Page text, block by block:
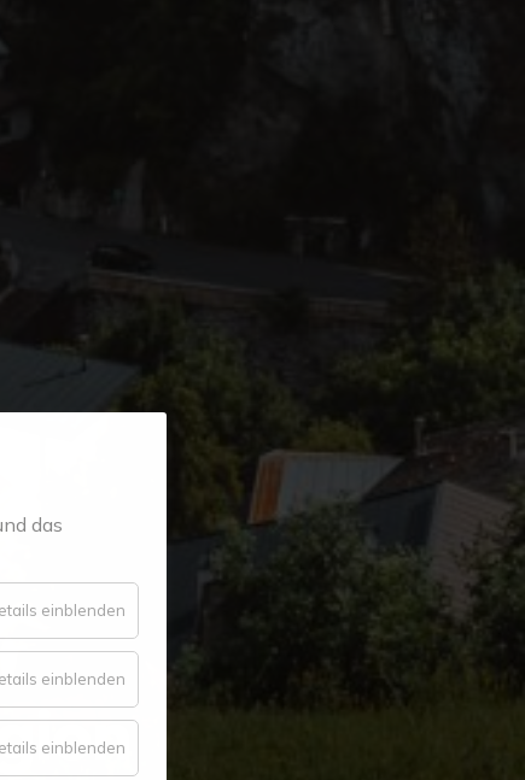
das
einblenden
Essenziell
einblenden
Komfort
einblenden
Statistik